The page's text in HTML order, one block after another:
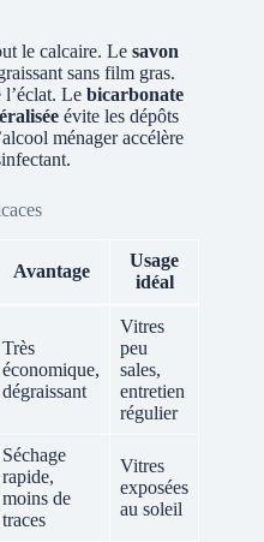
le calcaire. Le savon
sans film gras.
Le bicarbonate
évite les dépôts
ménager accélère
Avantage
Usage
idéal
Très
économique,
dégraissant
Vitres
peu
sales,
entretien
régulier
Séchage
rapide,
moins de
traces
Vitres
exposées
au soleil